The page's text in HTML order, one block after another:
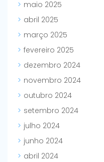
maio 2025
abril 2025
março 2025
fevereiro 2025
dezembro 2024
novembro 2024
outubro 2024
setembro 2024
julho 2024
junho 2024
abril 2024